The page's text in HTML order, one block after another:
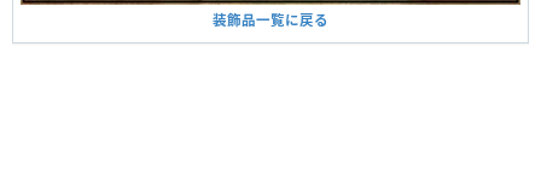
装飾品一覧に戻る